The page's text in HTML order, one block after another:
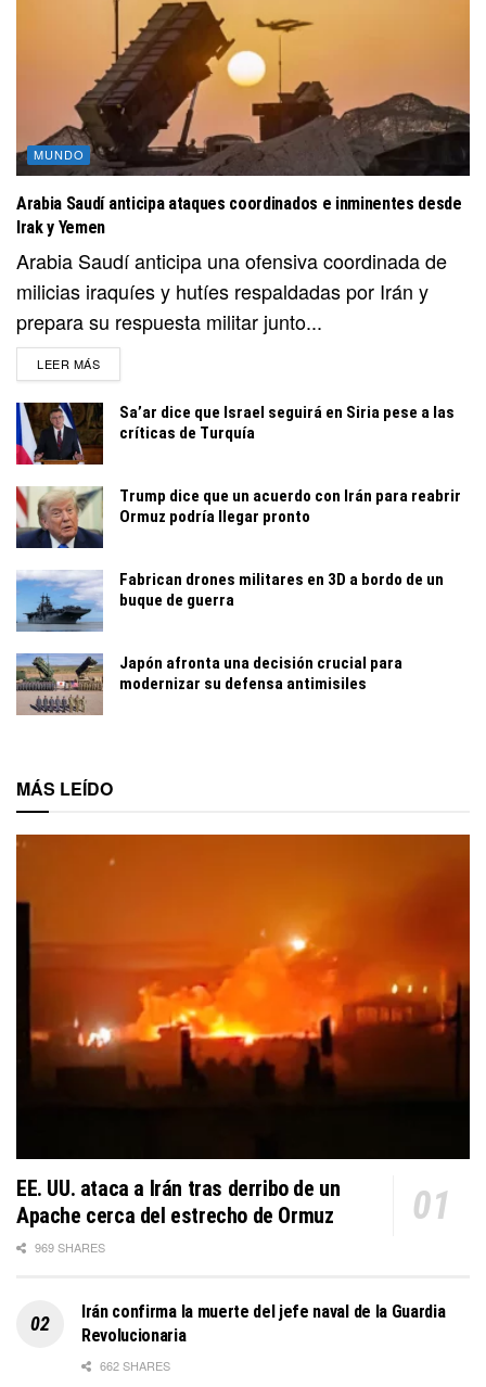
MUNDO
Arabia Saudí anticipa ataques coordinados e inminentes desde
Irak y Yemen
Arabia Saudí anticipa una ofensiva coordinada de
milicias iraquíes y hutíes respaldadas por Irán y
prepara su respuesta militar junto...
LEER MÁSDETAILS
Sa’ar dice que Israel seguirá en Siria pese a las
críticas de Turquía
Trump dice que un acuerdo con Irán para reabrir
Ormuz podría llegar pronto
Fabrican drones militares en 3D a bordo de un
buque de guerra
Japón afronta una decisión crucial para
modernizar su defensa antimisiles
MÁS LEÍDO
EE. UU. ataca a Irán tras derribo de un
Apache cerca del estrecho de Ormuz
969 SHARES
Irán confirma la muerte del jefe naval de la Guardia
Revolucionaria
662 SHARES